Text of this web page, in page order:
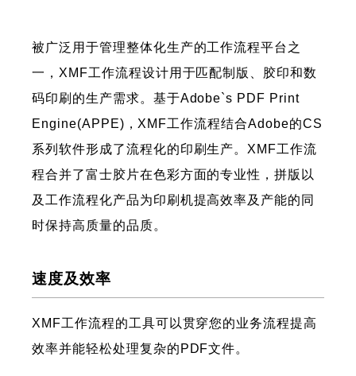
被广泛用于管理整体化生产的工作流程平台之
一，XMF工作流程设计用于匹配制版、胶印和数
码印刷的生产需求。基于Adobe`s PDF Print
Engine(APPE)，XMF工作流程结合Adobe的CS
系列软件形成了流程化的印刷生产。XMF工作流
程合并了富士胶片在色彩方面的专业性，拼版以
及工作流程化产品为印刷机提高效率及产能的同
时保持高质量的品质。
速度及效率
XMF工作流程的工具可以贯穿您的业务流程提高
效率并能轻松处理复杂的PDF文件。